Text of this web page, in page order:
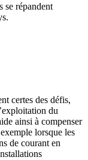
se répandent
certes des défis,
du
ainsi à compenser
lorsque les
de courant en